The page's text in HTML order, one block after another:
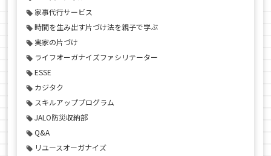
家事代行サービス
時間を生み出す片づけ法を親子で学ぶ
実家の片づけ
ライフオーガナイズファシリテーター
ESSE
カジタク
スキルアッププログラム
JALO防災収納部
Q&A
リユースオーガナイズ